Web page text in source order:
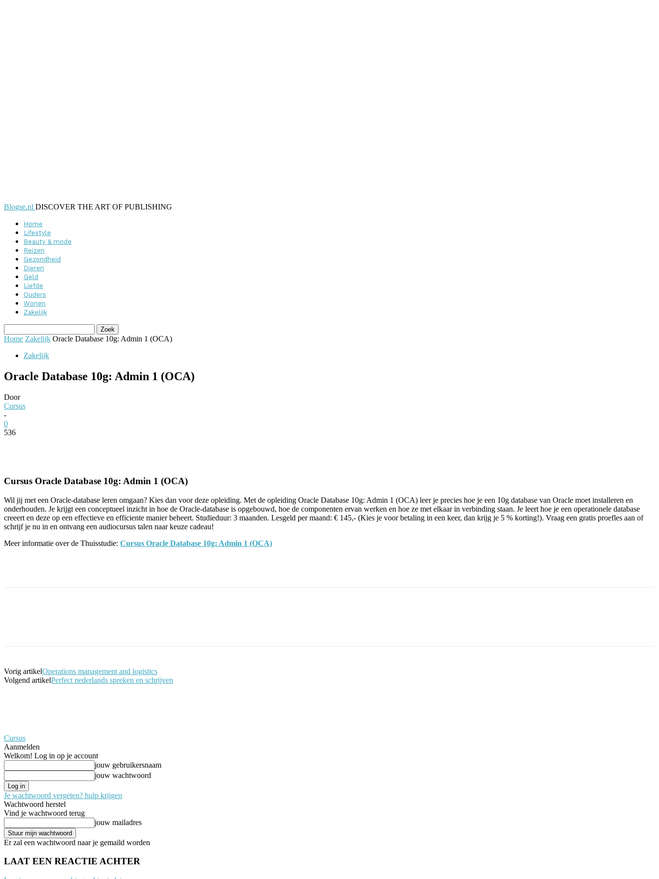
Blogse.nl DISCOVER THE ART OF PUBLISHING
Home
Lifestyle
Beauty & mode
Reizen
Gezondheid
Dieren
Geld
Liefde
Ouders
Wonen
Zakelijk
Home Zakelijk Oracle Database 10g: Admin 1 (OCA)
Zakelijk
Oracle Database 10g: Admin 1 (OCA)
Door
Cursus
-
0
536
Cursus Oracle Database 10g: Admin 1 (OCA)
Wil jij met een Oracle-database leren omgaan? Kies dan voor deze opleiding. Met de opleiding Oracle Database 10g: Admin 1 (OCA) leer je precies hoe je een 10g database van Oracle moet installeren en
onderhouden. Je krijgt een conceptueel inzicht in hoe de Oracle-database is opgebouwd, hoe de componenten ervan werken en hoe ze met elkaar in verbinding staan. Je leert hoe je een operationele database
creeert en deze op een effectieve en efficiente manier beheert. Studieduur: 3 maanden. Lesgeld per maand: € 145,- (Kies je voor betaling in een keer, dan krijg je 5 % korting!). Vraag een gratis proefles aan of
schrijf je nu in en ontvang een audiocursus talen naar keuze cadeau!
Meer informatie over de Thuisstudie: Cursus Oracle Database 10g: Admin 1 (OCA)
Vorig artikelOperations management and logistics
Volgend artikelPerfect nederlands spreken en schrijven
Cursus
Aanmelden
Welkom! Log in op je account
jouw gebruikersnaam
jouw wachtwoord
Je wachtwoord vergeten? hulp krijgen
Wachtwoord herstel
Vind je wachtwoord terug
jouw mailadres
Er zal een wachtwoord naar je gemaild worden
LAAT EEN REACTIE ACHTER